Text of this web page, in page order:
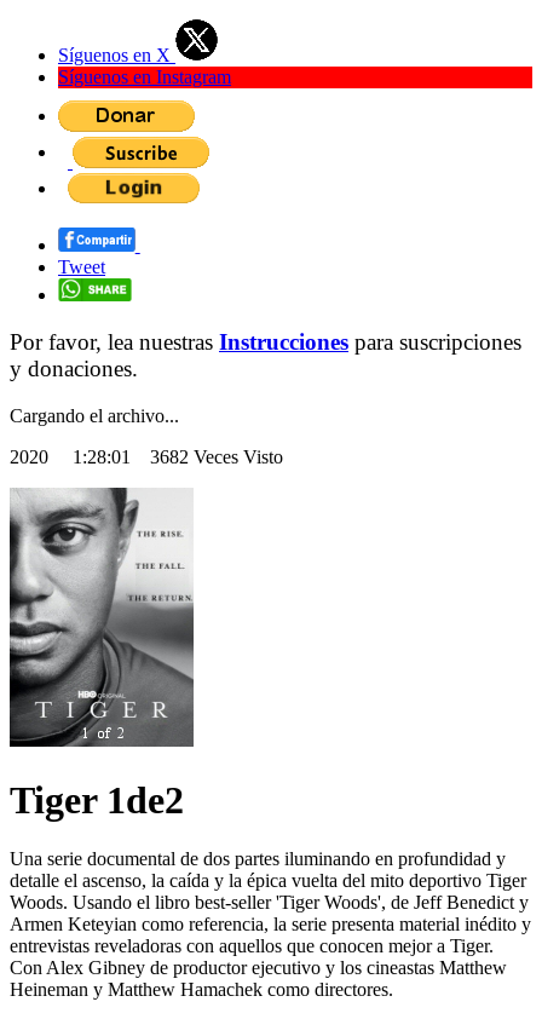
Síguenos en X
Síguenos en Instagram
Tweet
Por favor, lea nuestras Instrucciones para suscripciones
y donaciones.
Cargando el archivo...
2020 1:28:01 3682 Veces Visto
Tiger 1de2
Una serie documental de dos partes iluminando en profundidad y
detalle el ascenso, la caída y la épica vuelta del mito deportivo Tiger
Woods. Usando el libro best-seller 'Tiger Woods', de Jeff Benedict y
Armen Keteyian como referencia, la serie presenta material inédito y
entrevistas reveladoras con aquellos que conocen mejor a Tiger.
Con Alex Gibney de productor ejecutivo y los cineastas Matthew
Heineman y Matthew Hamachek como directores.